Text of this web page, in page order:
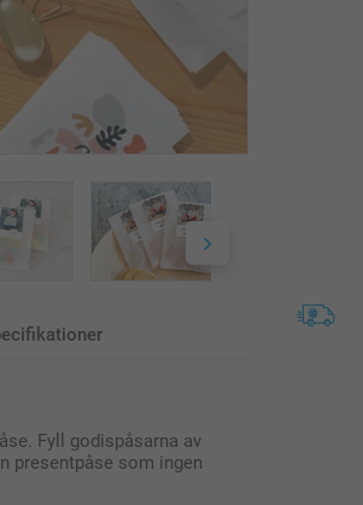
Fyll godispåsarna av
presentpåse som ingen